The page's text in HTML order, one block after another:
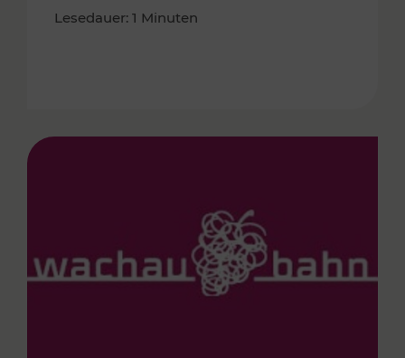
Lesedauer: 1 Minuten